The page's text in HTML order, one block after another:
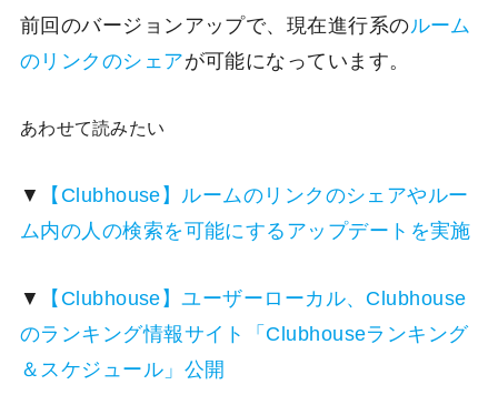
前回のバージョンアップで、現在進行系のルーム
のリンクのシェアが可能になっています。
あわせて読みたい
▼
【Clubhouse】ルームのリンクのシェアやルー
ム内の人の検索を可能にするアップデートを実施
▼
【Clubhouse】ユーザーローカル、Clubhouse
のランキング情報サイト「Clubhouseランキング
＆スケジュール」公開